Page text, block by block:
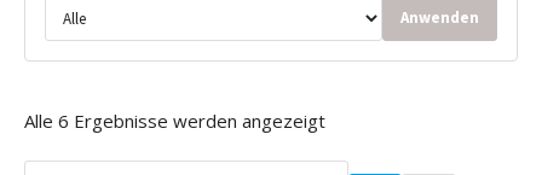
Anwenden
Alle 6 Ergebnisse werden angezeigt